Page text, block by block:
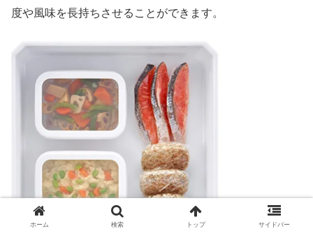
度や風味を長持ちさせることができます。
ホーム 検索 トップ サイドバー